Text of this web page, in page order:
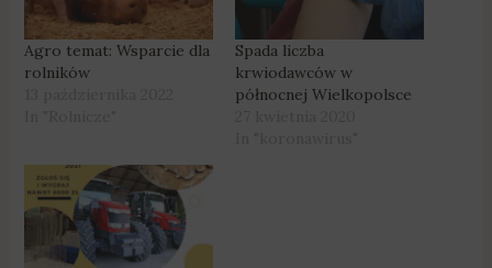
Agro temat: Wsparcie dla
rolników
Spada liczba
krwiodawców w
północnej Wielkopolsce